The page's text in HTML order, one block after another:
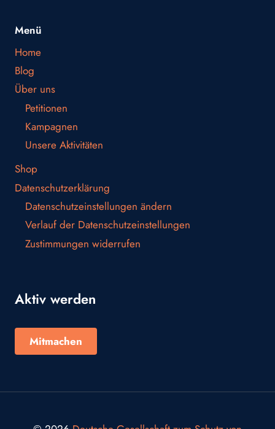
Menü
Home
Blog
Über uns
Petitionen
Kampagnen
Unsere Aktivitäten
Shop
Datenschutzerklärung
Datenschutzeinstellungen ändern
Verlauf der Datenschutzeinstellungen
Zustimmungen widerrufen
Aktiv werden
Mitmachen